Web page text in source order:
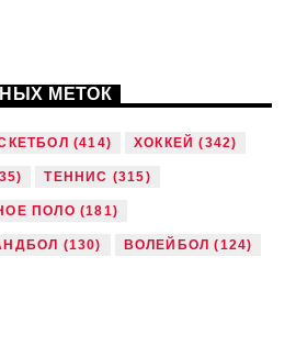
МЕТОК
(414) ХОККЕЙ (342)
ТЕННИС (315)
ПОЛО (181)
(130) ВОЛЕЙБОЛ (124)